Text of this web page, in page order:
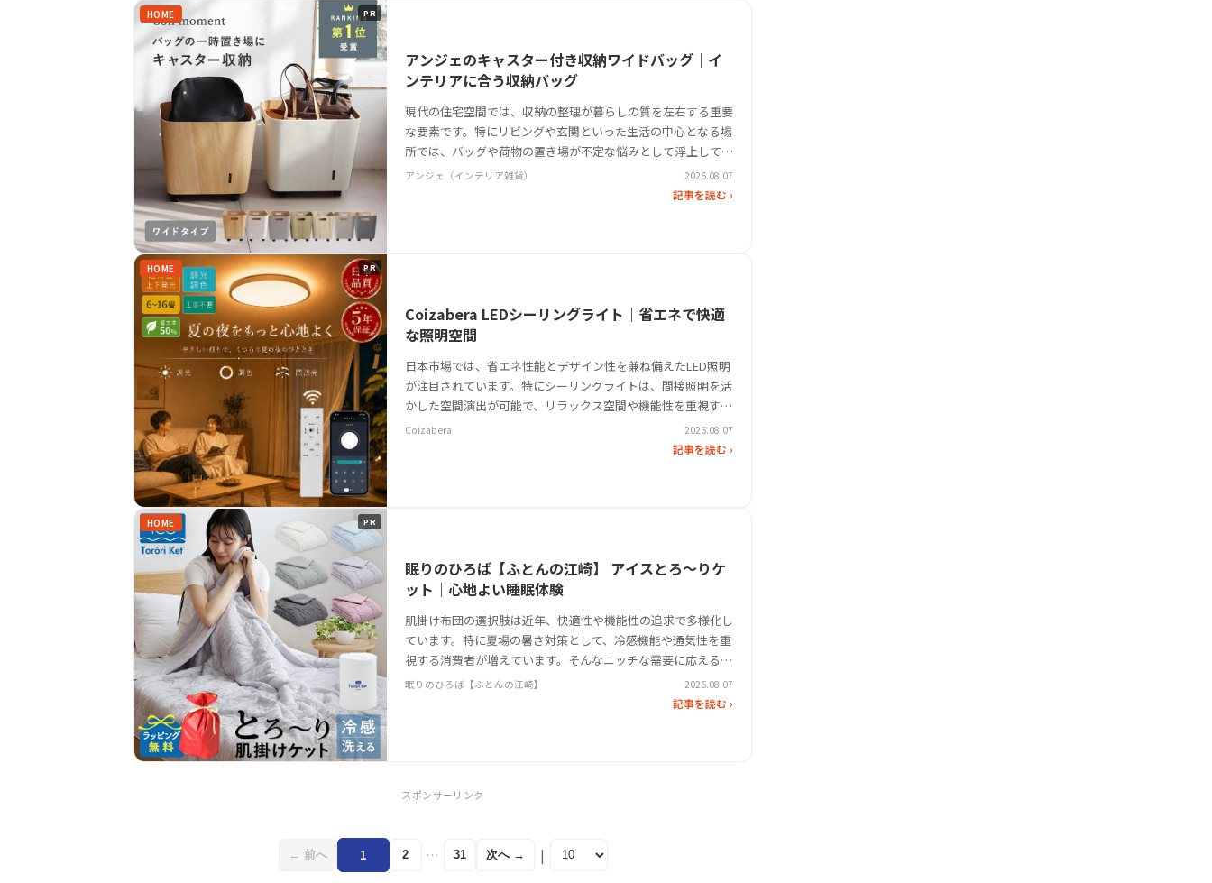
HOME PR
アンジェのキャスター付き収納ワイドバッグ｜イ
ンテリアに合う収納バッグ
現代の住宅空間では、収納の整理が暮らしの質を左右する重要
な要素です。特にリビングや玄関といった生活の中心となる場
所では、バッグや荷物の置き場が不定な悩みとして浮上してい
ます。そんなニッチな課題を解決するため、キャスター付きの
収納家具が注目を集めています。その中でも、アンジェの「キ
アンジェ（インテリア雑貨） 2026.08.07
記事を読む ›
HOME PR
Coizabera LEDシーリングライト｜省エネで快適
な照明空間
日本市場では、省エネ性能とデザイン性を兼ね備えたLED照明
が注目されています。特にシーリングライトは、間接照明を活
かした空間演出が可能で、リラックス空間や機能性を重視する
ユーザーに人気です。CoizaberaのLEDシーリングライトは、
調光・調色5モードをワンタッチ操作で切り替えられるなど、
Coizabera 2026.08.07
記事を読む ›
HOME PR
眠りのひろば【ふとんの江崎】 アイスとろ〜りケ
ット｜心地よい睡眠体験
肌掛け布団の選択肢は近年、快適性や機能性の追求で多様化し
ています。特に夏場の暑さ対策として、冷感機能や通気性を重
視する消費者が増えています。そんなニッチな需要に応える形
で注目を集めるのが、眠りのひろば【ふとんの江崎】が展開す
る「アイスとろ〜りケット」です。この製品は、従来のダウン
眠りのひろば【ふとんの江崎】 2026.08.07
記事を読む ›
スポンサーリンク
← 前へ 1 2 … 31 次へ → |